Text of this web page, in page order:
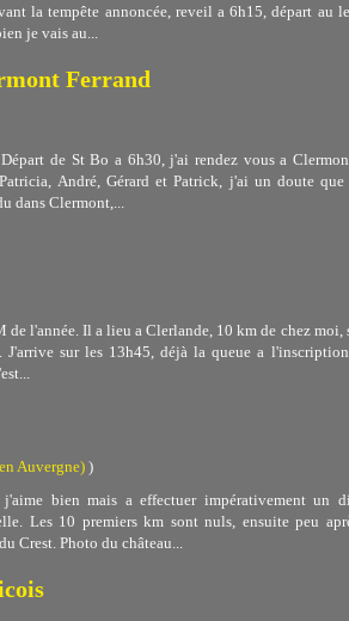
la tempête annoncée, reveil a 6h15, départ au
je vais au...
Ferrand
de St Bo a 6h30, j'ai rendez vous a
André, Gérard et Patrick, j'ai un doute
dans Clermont,...
l'année. Il a lieu a Clerlande, 10 km de chez moi,
J'arrive sur les 13h45, déjà la queue a
Auvergne) )
bien mais a effectuer impérativement un
Les 10 premiers km sont nuls, ensuite peu
Crest. Photo du château...